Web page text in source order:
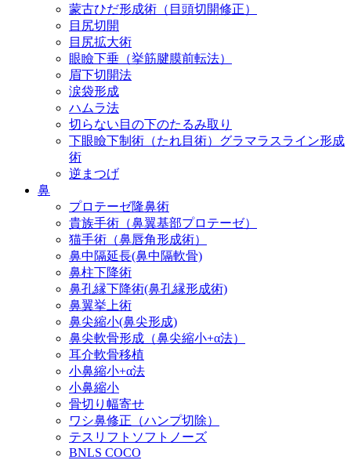
蒙古ひだ形成術（目頭切開修正）
目尻切開
目尻拡大術
眼瞼下垂（挙筋腱膜前転法）
眉下切開法
涙袋形成
ハムラ法
切らない目の下のたるみ取り
下眼瞼下制術（たれ目術）グラマラスライン形成
術
逆まつげ
鼻
プロテーゼ隆鼻術
貴族手術（鼻翼基部プロテーゼ）
猫手術（鼻唇角形成術）
鼻中隔延長(鼻中隔軟骨)
鼻柱下降術
鼻孔縁下降術(鼻孔縁形成術)
鼻翼挙上術
鼻尖縮小(鼻尖形成)
鼻尖軟骨形成（鼻尖縮小+α法）
耳介軟骨移植
小鼻縮小+α法
小鼻縮小
骨切り幅寄せ
ワシ鼻修正（ハンプ切除）
テスリフトソフトノーズ
BNLS COCO